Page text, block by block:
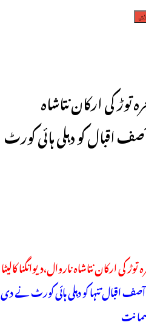
توڑ کی ارکان نتاشاہ
اقبال کو دہلی ہائی کورٹ
اقبال تنہا کو دہلی ہائی کورٹ نے دی